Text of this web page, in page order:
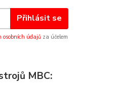
Přihlásit se
osobních údajů za účelem
MBC: